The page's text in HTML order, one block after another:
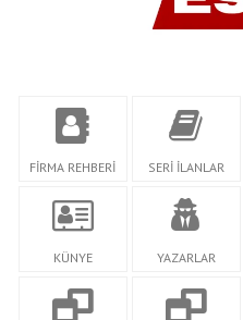
FİRMA REHBERİ SERİ İLANLAR
KÜNYE YAZARLAR